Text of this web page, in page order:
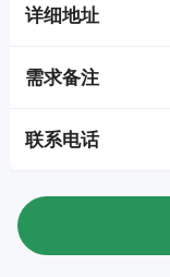
详细地址
需求备注
联系电话